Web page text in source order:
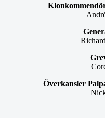
Överkansler